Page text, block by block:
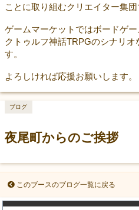
ことに取り組むクリエイター集団
ゲームマーケットではボードゲ
クトゥルフ神話TRPGのシナリ
す。
よろしければ応援お願いします。
夜尾町からのご挨拶
ブログ
このブースのブログ一覧に戻る